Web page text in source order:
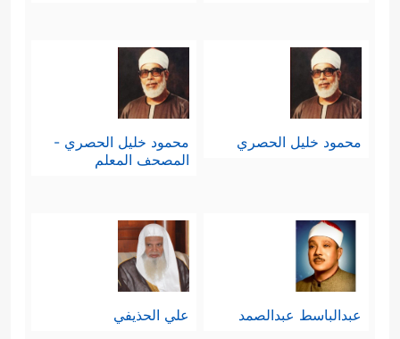
محمود خليل الحصري
محمود خليل الحصري -
المصحف المعلم
عبدالباسط عبدالصمد علي الحذيفي